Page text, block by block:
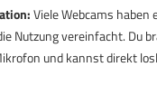
Viele Webcams haben
Nutzung vereinfacht. Du
und kannst direkt